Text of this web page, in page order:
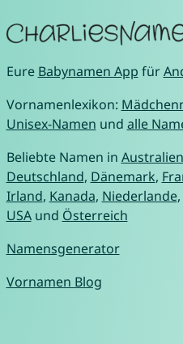
Eure Babynamen App für
Vornamenlexikon:
Unisex-Namen und alle
Beliebte Namen in Australien
Deutschland, Dänemark,
Irland, Kanada, Niederlande,
USAund Österreich
Namensgenerator
Vornamen Blog